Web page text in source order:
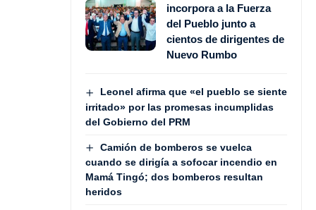
incorpora a la Fuerza
del Pueblo junto a
cientos de dirigentes de
Nuevo Rumbo
Leonel afirma que «el pueblo se siente
irritado» por las promesas incumplidas
del Gobierno del PRM
Camión de bomberos se vuelca
cuando se dirigía a sofocar incendio en
Mamá Tingó; dos bomberos resultan
heridos